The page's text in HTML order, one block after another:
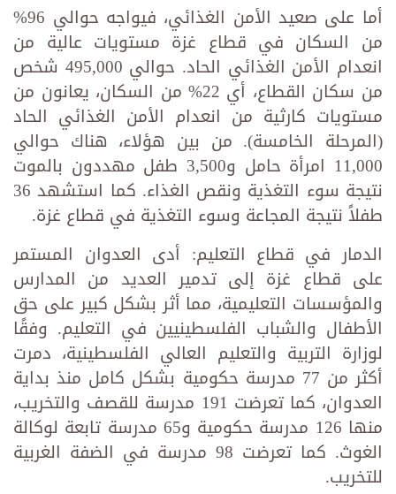
أما على صعيد الأمن الغذائي، فيواجه حوالي 96%
من السكان في قطاع غزة مستويات عالية من
انعدام الأمن الغذائي الحاد. حوالي 495,000 شخص
من سكان القطاع، أي 22% من السكان، يعانون من
مستويات كارثية من انعدام الأمن الغذائي الحاد
(المرحلة الخامسة). من بين هؤلاء، هناك حوالي
11,000 امرأة حامل و3,500 طفل مهددون بالموت
نتيجة سوء التغذية ونقص الغذاء. كما استشهد 36
طفلاً نتيجة المجاعة وسوء التغذية في قطاع غزة.
الدمار في قطاع التعليم: أدى العدوان المستمر
على قطاع غزة إلى تدمير العديد من المدارس
والمؤسسات التعليمية، مما أثر بشكل كبير على حق
الأطفال والشباب الفلسطينيين في التعليم. وفقًا
لوزارة التربية والتعليم العالي الفلسطينية، دمرت
أكثر من 77 مدرسة حكومية بشكل كامل منذ بداية
العدوان، كما تعرضت 191 مدرسة للقصف والتخريب،
منها 126 مدرسة حكومية و65 مدرسة تابعة لوكالة
الغوث. كما تعرضت 98 مدرسة في الضفة الغربية
للتخريب.